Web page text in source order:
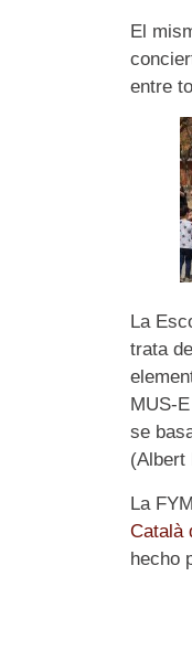
El
entre
La
trata
MUS-
se
(Albert
La
Català
hecho